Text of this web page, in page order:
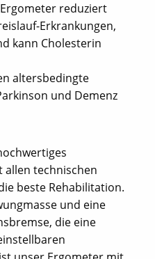
reduziert
Erkrankungen,
kann Cholesterin
altersbedingte
und Demenz
technischen
beste Rehabilitation.
und eine
die eine